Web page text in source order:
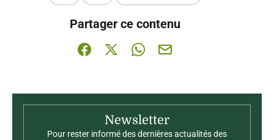
Partager ce contenu
Partager sur Facebook (nouvelle fenêtre)
Partager sur X / Twitter (nouvelle
Partager sur WhatsApp
Partager par mail
Newsletter
Pour rester informé des dernières actualités des